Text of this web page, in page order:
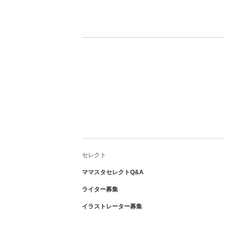
セレクト
ママスタセレクトQ&A
ライター募集
イラストレーター募集